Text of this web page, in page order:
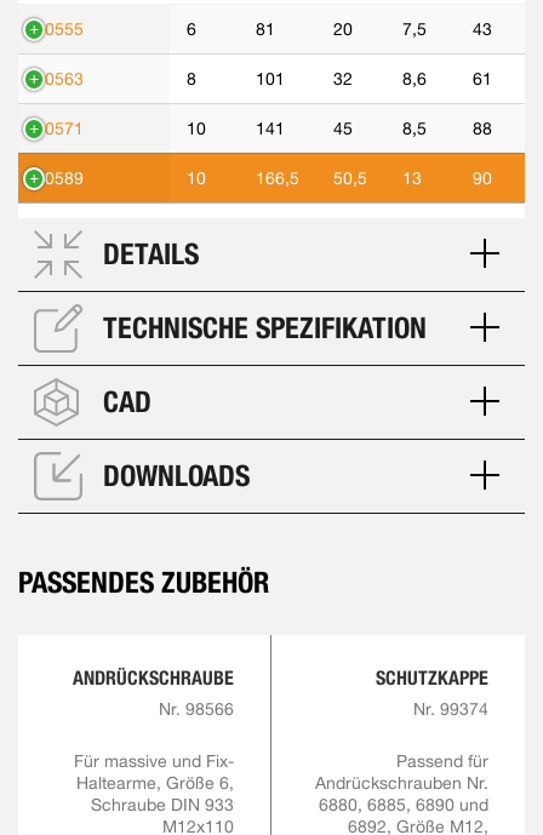
90555 6 81 20 7,5 43
90563 8 101 32 8,6 61
90571 10 141 45 8,5 88
90589 10 166,5 50,5 13 90
DETAILS
TECHNISCHE SPEZIFIKATION
CAD
DOWNLOADS
PASSENDES ZUBEHÖR
ANDRÜCKSCHRAUBE
Nr. 98566
Für massive und Fix-
Haltearme, Größe 6,
Schraube DIN 933
M12x110
SCHUTZKAPPE
Nr. 99374
Passend für
Andrückschrauben Nr.
6880, 6885, 6890 und
6892, Größe M12,